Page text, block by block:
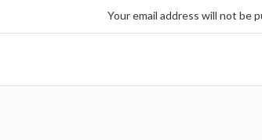
Your email address will not be